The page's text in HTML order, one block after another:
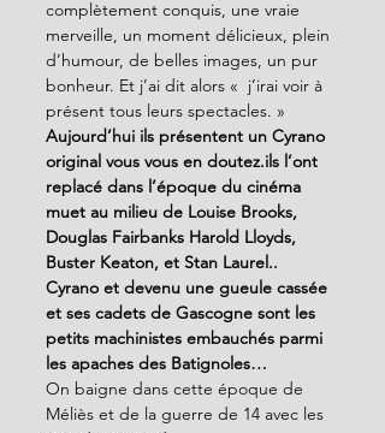
complètement conquis, une vraie
merveille, un moment délicieux, plein
d’humour, de belles images, un pur
bonheur. Et j’ai dit alors «  j’irai voir à
présent tous leurs spectacles. »
Aujourd’hui ils présentent un Cyrano
original vous vous en doutez.ils l’ont
replacé dans l’époque du cinéma
muet au milieu de Louise Brooks,
Douglas Fairbanks Harold Lloyds,
Buster Keaton, et Stan Laurel..
Cyrano et devenu une gueule cassée
et ses cadets de Gascogne sont les
petits machinistes embauchés parmi
les apaches des Batignoles…
On baigne dans cette époque de
Méliès et de la guerre de 14 avec les